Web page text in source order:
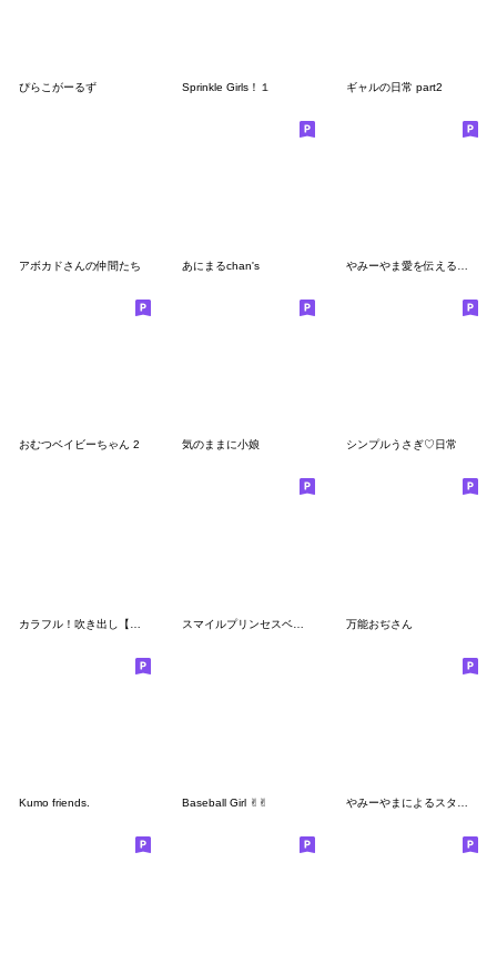
ぴらこがーるず Sprinkle Girls！１ ギャルの日常 part2
アボカドさんの仲間たち あにまるchan's
おむつベイビーちゃん 2 気のままに小娘 シンプルうさぎ♡日常
万能おぢさん
Kumo friends. Baseball Girl ✌︎︎✌︎︎